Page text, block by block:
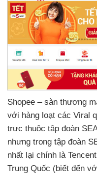
Shopee – sàn thương
với hàng loạt các Viral
trực thuộc tập đoàn
nhưng trong tập đoàn
nhất lại chính là
Trung Quốc (biết đến